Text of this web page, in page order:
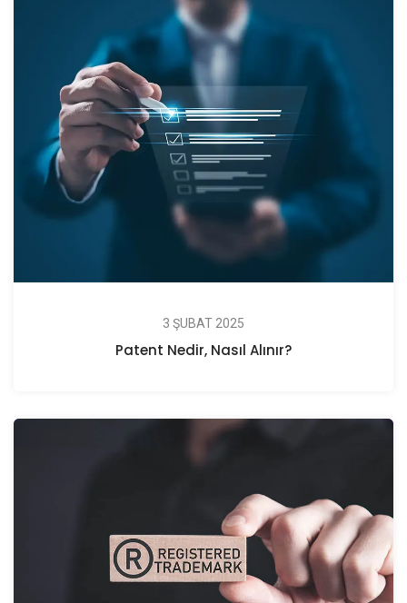
3 ŞUBAT 2025
Patent Nedir, Nasıl Alınır?